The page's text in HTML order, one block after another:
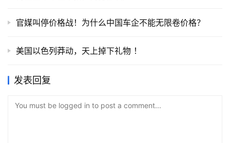
官媒叫停价格战！为什么中国车企不能无限卷价格？
美国以色列莽动，天上掉下礼物 ！
发表回复
You must be logged in to post a comment...